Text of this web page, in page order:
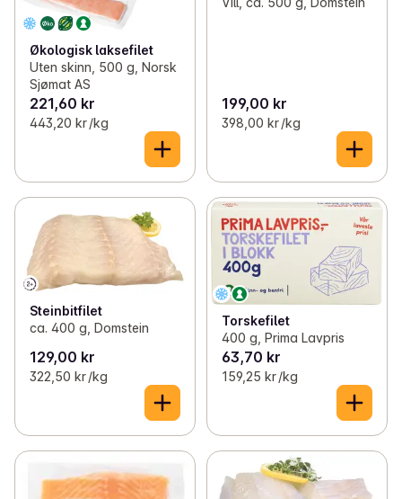
Økologisk laksefilet
Uten skinn, 500 g, Norsk
Sjømat AS
221,60 kr
443,20 kr /kg
199,00 kr
398,00 kr /kg
Steinbitfilet
ca. 400 g, Domstein
129,00 kr
322,50 kr /kg
Torskefilet
400 g, Prima Lavpris
63,70 kr
159,25 kr /kg